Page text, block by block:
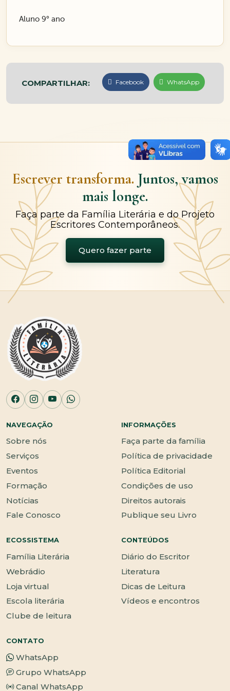
Aluno 9° ano
COMPARTILHAR: Facebook WhatsApp
Escrever transforma. Juntos, vamos
mais longe.
Faça parte da Família Literária e do Projeto
Escritores Contemporâneos.
Quero fazer parte
NAVEGAÇÃO
Sobre nós
Serviços
Eventos
Formação
Notícias
Fale Conosco
INFORMAÇÕES
Faça parte da família
Política de privacidade
Política Editorial
Condições de uso
Direitos autorais
Publique seu Livro
ECOSSISTEMA
Família Literária
Webrádio
Loja virtual
Escola literária
Clube de leitura
CONTEÚDOS
Diário do Escritor
Literatura
Dicas de Leitura
Vídeos e encontros
CONTATO
WhatsApp
Grupo WhatsApp
Canal WhatsApp